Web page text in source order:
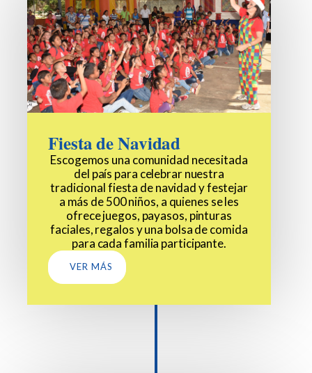
Fiesta de Navidad
Escogemos una comunidad necesitada
del país para celebrar nuestra
tradicional fiesta de navidad y festejar
a más de 500 niños, a quienes se les
ofrece juegos, payasos, pinturas
faciales, regalos y una bolsa de comida
para cada familia participante.
VER MÁS